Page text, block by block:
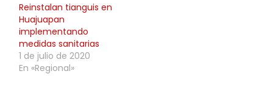
Reinstalan tianguis en
Huajuapan
implementando
medidas sanitarias
1 de julio de 2020
En «Regional»